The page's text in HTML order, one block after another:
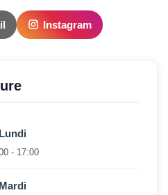
Instagram
Lundi
- 17:00
Mardi